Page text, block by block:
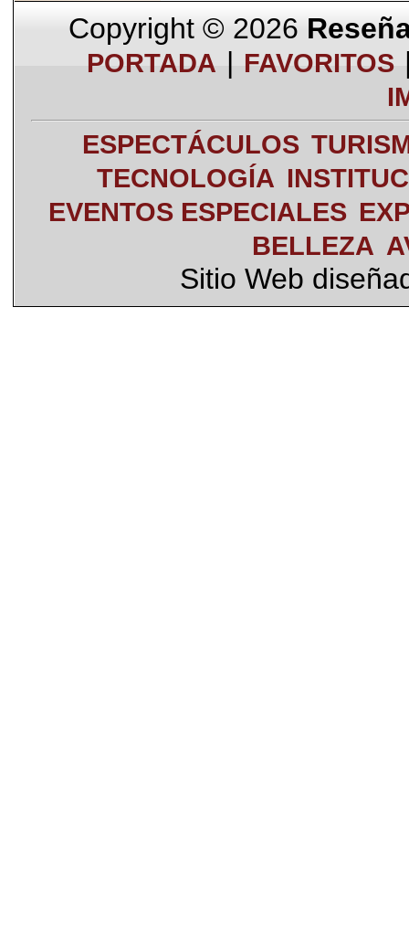
Copyright © 2026
PORTADA | FAVORITOS
ESPECTÁCULOS
TECNOLOGÍA
EVENTOS ESPECIALES
BELLEZA
Sitio Web